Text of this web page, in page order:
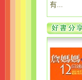
有...